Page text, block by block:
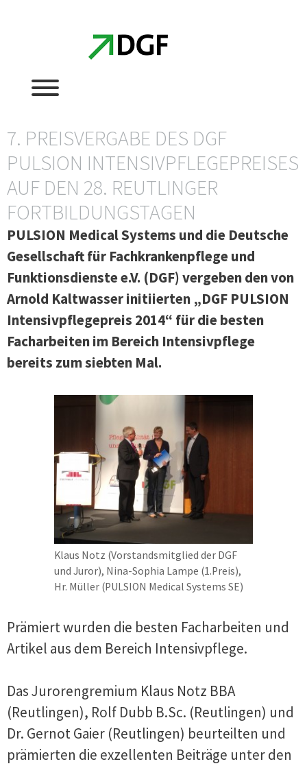
7. PREISVERGABE DES DGF
PULSION INTENSIVPFLEGEPREISES
AUF DEN 28. REUTLINGER
FORTBILDUNGSTAGEN
PULSION Medical Systems und die Deutsche
Gesellschaft für Fachkrankenpflege und
Funktionsdienste e.V. (DGF) vergeben den von
Arnold Kaltwasser initiierten „DGF PULSION
Intensivpflegepreis 2014“ für die besten
Facharbeiten im Bereich Intensivpflege
bereits zum siebten Mal.
Klaus Notz (Vorstandsmitglied der DGF
und Juror), Nina-Sophia Lampe (1.Preis),
Hr. Müller (PULSION Medical Systems SE)
Prämiert wurden die besten Facharbeiten und
Artikel aus dem Bereich Intensivpflege.
Das Jurorengremium Klaus Notz BBA
(Reutlingen), Rolf Dubb B.Sc. (Reutlingen) und
Dr. Gernot Gaier (Reutlingen) beurteilten und
prämierten die exzellenten Beiträge unter den